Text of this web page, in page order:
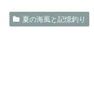
夏の海風と記憶釣り